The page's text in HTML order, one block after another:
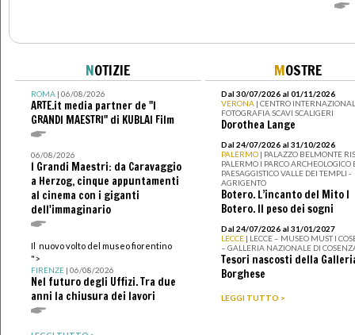
NOTIZIE
ROMA| 06/08/2026
ARTE.it media partner de "I
GRANDI MAESTRI" di KUBLAI Film
06/08/2026
I Grandi Maestri: da Caravaggio
a Herzog, cinque appuntamenti
al cinema con i giganti
dell'immaginario
Il nuovo volto del museo fiorentino
">
FIRENZE| 06/08/2026
Nel futuro degli Uffizi. Tra due
anni la chiusura dei lavori
MOSTRE
Dal 30/07/2026 al 01/11/2026
VERONA | CENTRO
FOTOGRAFIA SCAVI SCALIGERI
Dorothea Lange
Dal 24/07/2026 al 31/10/2026
PALERMO | PALAZZO BELMONTE
PALERMO I PARCO ARCHEOLOGICO
PAESAGGISTICO VALLE DEI TEMPLI -
AGRIGENTO
Botero. L’incanto del Mito I
Botero. Il peso dei sogni
Dal 24/07/2026 al 31/01/2027
LECCE | LECCE – MUSEO MUST I
– GALLERIA NAZIONALE DI
Tesori nascosti della
Borghese
LEGGI TUTTO >